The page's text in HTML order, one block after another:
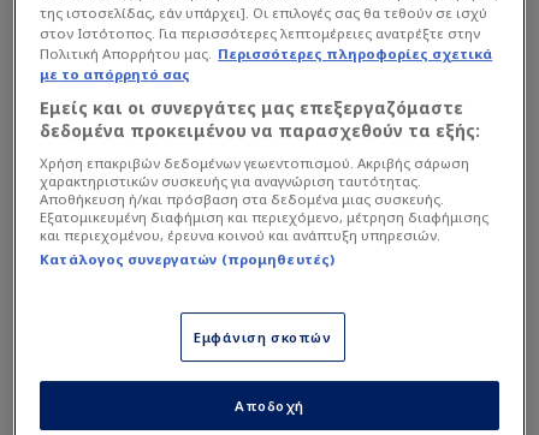
Η δήλωση του Λάζαρου Ρότα
«Ζούμε σε μια εποχή που βλέπεις κόσμο που
νομίζεις ότι είναι χαρούμενος, δίχως κανείς να
καταλαβαίνει πως είναι μέσα τους. Αναφέρομαι
στις αυτοκτονίες των κοριτσιών. Ζούμε σε εποχή
που ο κόσμος είναι διαλυμένος, εξαντλημένος, για
να δείξει ότι είναι καλά και δυνατός. Ισως θα
έπρεπε και εμείς όταν ρωτάμε κάποιον αν είναι
καλά, να το εννοούμε αληθινά και ίσως έτσι ο
άνθρωπος που ρωτάμε να μην αισθάνεται ότι
είναι βάρος, αλλά ότι κάποιος τον νοιάζεται
πραγματικά. Μια τέτοια κίνηση, μια ομιλία, μια
της ιστοσελίδας, εάν υπάρχει]. Οι επιλογές σας θα τεθούν σε ισχύ
στον Ιστότοπος. Για περισσότερες λεπτομέρειες ανατρέξτε στην
Πολιτική Απορρήτου μας. Περισσότερες πληροφορίες σχετικά
με το απόρρητό σας
Εμείς και οι συνεργάτες μας επεξεργαζόμαστε
δεδομένα προκειμένου να παρασχεθούν τα εξής:
Χρήση επακριβών δεδομένων γεωεντοπισμού. Ακριβής σάρωση
χαρακτηριστικών συσκευής για αναγνώριση ταυτότητας.
Αποθήκευση ή/και πρόσβαση στα δεδομένα μιας συσκευής.
Εξατομικευμένη διαφήμιση και περιεχόμενο, μέτρηση διαφήμισης
και περιεχομένου, έρευνα κοινού και ανάπτυξη υπηρεσιών.
Κατάλογος συνεργατών (προμηθευτές)
Εμφάνιση σκοπών
Αποδοχή